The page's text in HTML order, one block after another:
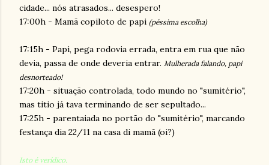
cidade... nós atrasados... desespero!
17:00h - Mamã copiloto de papi (péssima escolha)
17:15h - Papi, pega rodovia errada, entra em rua que não
devia, passa de onde deveria entrar. Mulherada falando, papi
desnorteado!
17:20h - situação controlada, todo mundo no "sumitério",
mas titio já tava terminando de ser sepultado...
17:25h - parentaiada no portão do "sumitério", marcando
festança dia 22/11 na casa di mamã (oi?)
Isto é verídico.